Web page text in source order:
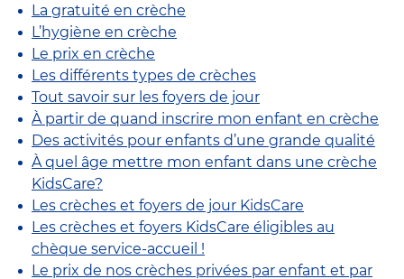
La gratuité en crèche
L’hygiène en crèche
Le prix en crèche
Les différents types de crèches
Tout savoir sur les foyers de jour
À partir de quand inscrire mon enfant en crèche
Des activités pour enfants d’une grande qualité
À quel âge mettre mon enfant dans une crèche
KidsCare?
Les crèches et foyers de jour KidsCare
Les crèches et foyers KidsCare éligibles au
chèque service-accueil !
Le prix de nos crèches privées par enfant et par